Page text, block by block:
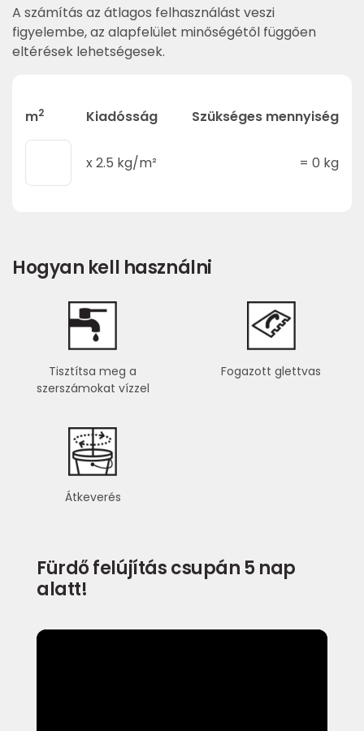
A számítás az átlagos felhasználást veszi
figyelembe, az alapfelület minőségétől függően
eltérések lehetségesek.
m2 Kiadósság Szükséges mennyiség
x2.5 kg/m² = 0 kg
Hogyan kell használni
Tisztítsa meg a
szerszámokat vízzel
Fogazott glettvas
Átkeverés
Fürdő felújítás csupán 5 nap
alatt!